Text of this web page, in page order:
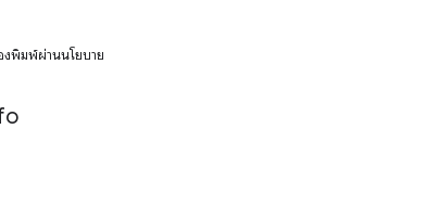
งพิมพ์ผ่านนโยบาย